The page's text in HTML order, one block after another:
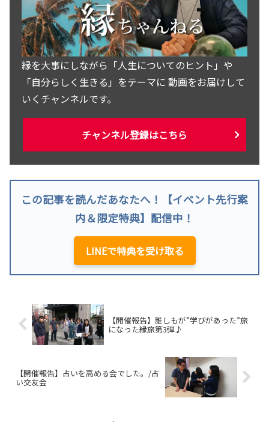
縁を大事にしながら「人生についてのヒント」や
「自分らしく生きる」をテーマに 動画をお届けして
いくチャンネルです。
チャンネル登録はこちら
この記事を読んだあなたへ！【イベント先行案
内＆限定特典】配信中！
LINEで特典を受け取る
【開催報告】誰しもが”学びがあった”旅
になった縁旅第3弾♪
【開催報告】占いを高める会でした。/占
い交友会